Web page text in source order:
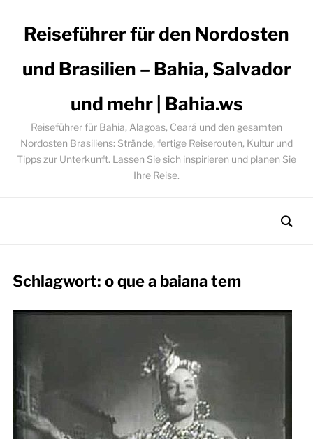
Reiseführer für den Nordosten
und Brasilien – Bahia, Salvador
und mehr | Bahia.ws
Reiseführer für Bahia, Alagoas, Ceará und den gesamten
Nordosten Brasiliens: Strände, fertige Reiserouten, Kultur und
Tipps zur Unterkunft. Lassen Sie sich inspirieren und planen Sie
Ihre Reise.
Schlagwort: o que a baiana tem